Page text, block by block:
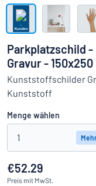
Das Gesuchte nicht
Alle Kategorien
Einloggen
Kundenservice
Privat / Firma
Parkplatzschild
Gravur -
Kunststoffschilder
Kunststoff
Menge wählen
1
€52.29
Preis mit MwSt.